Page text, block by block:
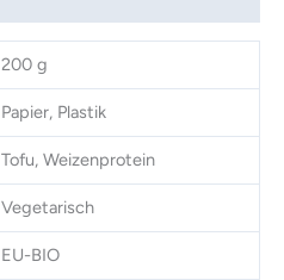
200 g
Papier, Plastik
Tofu, Weizenprotein
Vegetarisch
EU-BIO